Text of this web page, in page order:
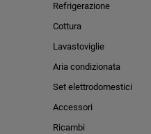
Refrigerazione
Cottura
Lavastoviglie
Aria condizionata
Set elettrodomestici
Accessori
Ricambi